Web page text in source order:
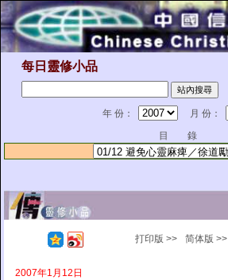
每日靈修小品
年 份：
月 份：
目 錄
打印版 >> 简体版 >>
2007年1月12日